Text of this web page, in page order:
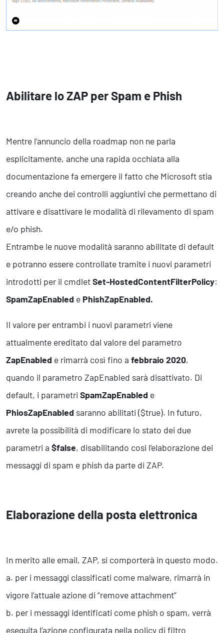
Abilitare lo ZAP per Spam e Phish
Mentre l’annuncio della roadmap non ne parla
esplicitamente, anche una rapida occhiata alla
documentazione fa emergere il fatto che Microsoft stia
creando anche dei controlli aggiuntivi che permettano di
attivare e disattivare le modalità di rilevamento di spam
e/o phish.
Entrambe le nuove modalità saranno abilitate di default
e potranno essere controllate tramite i nuovi parametri
introdotti per il cmdletSet-HostedContentFilterPolicy:
SpamZapEnabled e PhishZapEnabled.
Il valore per entrambi i nuovi parametri viene
attualmente ereditato dal valore del parametro
ZapEnabled e rimarrà così fino a febbraio 2020,
quando il parametro ZapEnabled sarà disattivato. Di
default, i parametri SpamZapEnabled e
PhiosZapEnabled saranno abilitati ($true). In futuro,
avrete la possibilità di modificare lo stato dei due
parametri a $false, disabilitando cosi l’elaborazione dei
messaggi di spam e phish da parte di ZAP.
Elaborazione della posta elettronica
In merito alle email, ZAP, si comporterà in questo modo.
a. per i messaggi classificati come malware, rimarrà in
vigore l’attuale azione di “remove attachment”
b. per i messaggi identificati come phish o spam, verrà
eseguita l’azione configurata nella policy di filtro